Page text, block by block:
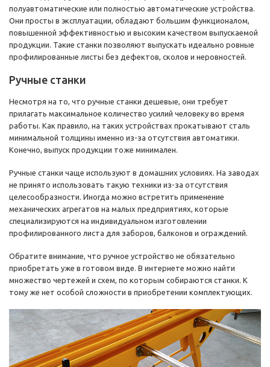
полуавтоматические или полностью автоматические устройства.
Они просты в эксплуатации, обладают большим функционалом,
повышенной эффективностью и высоким качеством выпускаемой
продукции. Такие станки позволяют выпускать идеально ровные
профилированные листы без дефектов, сколов и неровностей.
Ручные станки
Несмотря на то, что ручные станки дешевые, они требует
прилагать максимальное количество усилий человеку во время
работы. Как правило, на таких устройствах прокатывают сталь
минимальной толщины именно из-за отсутствия автоматики.
Конечно, выпуск продукции тоже минимален.
Ручные станки чаще используют в домашних условиях. На заводах
не принято использовать такую техники из-за отсутствия
целесообразности. Иногда можно встретить применение
механических агрегатов на малых предприятиях, которые
специализируются на индивидуальном изготовлении
профилированного листа для заборов, балконов и ограждений.
Обратите внимание, что ручное устройство не обязательно
приобретать уже в готовом виде. В интернете можно найти
множество чертежей и схем, по которым собираются станки. К
тому же нет особой сложности в приобретении комплектующих.